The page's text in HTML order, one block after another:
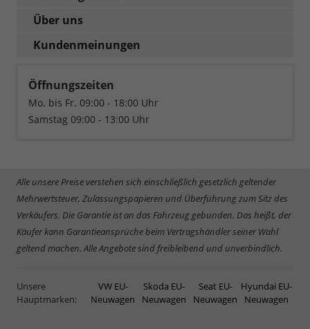
Über uns
Kundenmeinungen
Öffnungszeiten
Mo. bis Fr. 09:00 - 18:00 Uhr
Samstag 09:00 - 13:00 Uhr
Alle unsere Preise verstehen sich einschließlich gesetzlich geltender
Mehrwertsteuer, Zulassungspapieren und Überführung zum Sitz des
Verkäufers. Die Garantie ist an das Fahrzeug gebunden. Das heißt, der
Käufer kann Garantieansprüche beim Vertragshändler seiner Wahl
geltend machen. Alle Angebote sind freibleibend und unverbindlich.
Unsere
Hauptmarken:
VW EU-
Neuwagen
Skoda EU-
Neuwagen
Seat EU-
Neuwagen
Hyundai EU-
Neuwagen